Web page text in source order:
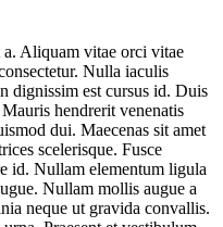
a. Aliquam vitae orci vitae
Nulla iaculis
dignissim est cursus id. Duis
hendrerit venenatis
dui. Maecenas sit amet
scelerisque. Fusce
id. Nullam elementum ligula
Nullam mollis augue a
neque ut gravida convallis.